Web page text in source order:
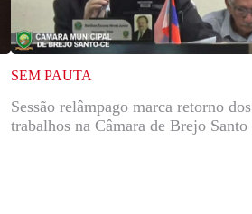
SEM PAUTA
Sessão relâmpago marca retorno dos
trabalhos na Câmara de Brejo Santo